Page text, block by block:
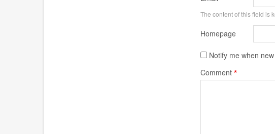
The content of this field is
Homepage
Notify me when
Comment